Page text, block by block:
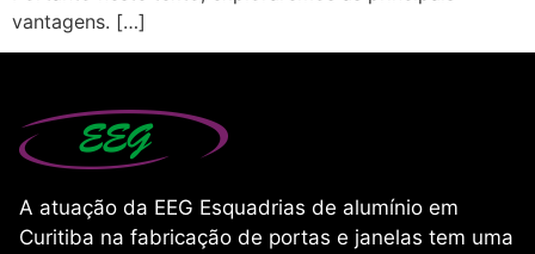
vantagens. […]
A atuação da EEG Esquadrias de alumínio em
Curitiba na fabricação de portas e janelas tem uma